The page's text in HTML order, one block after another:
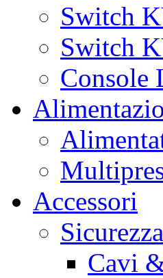
Switch
Switch
Accessori
Sicurezza
Cavi